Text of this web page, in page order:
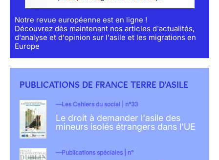
Notre revue européenne est en ligne !
Découvrez dès maintenant nos articles d'actualités,
d'analyse et d'opinion sur l'asile et les migrations en
Europe
PUBLICATIONS DE FRANCE TERRE D'ASILE
Les Cahiers du social | n°33
Le droit à demander l'asile des
mineurs isolés étrangers dans l'UE
Publications spéciales | n°